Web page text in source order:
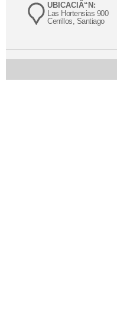
UBICACIÃ“N:
Las Hortensias 900
Cerrillos, Santiago